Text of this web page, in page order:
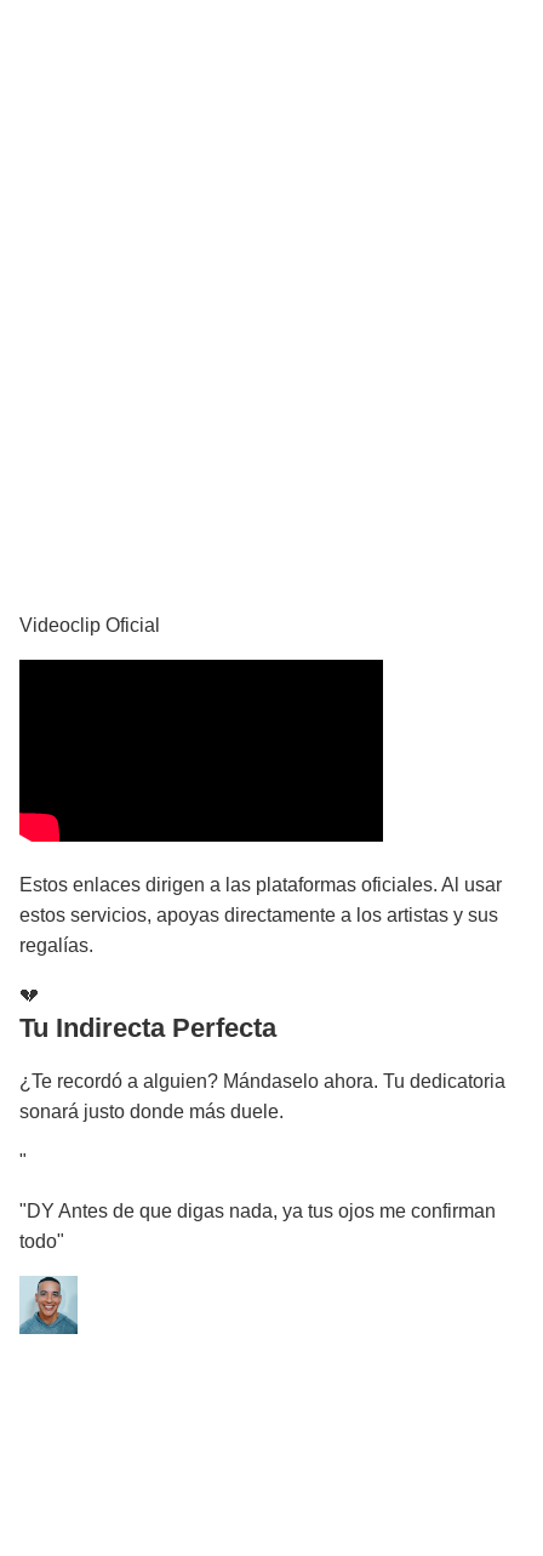
Videoclip Oficial
Estos enlaces dirigen a las plataformas oficiales. Al usar
estos servicios, apoyas directamente a los artistas y sus
regalías.
💔
Tu Indirecta Perfecta
¿Te recordó a alguien? Mándaselo ahora. Tu dedicatoria
sonará justo donde más duele.
"
"DY Antes de que digas nada, ya tus ojos me confirman
todo"